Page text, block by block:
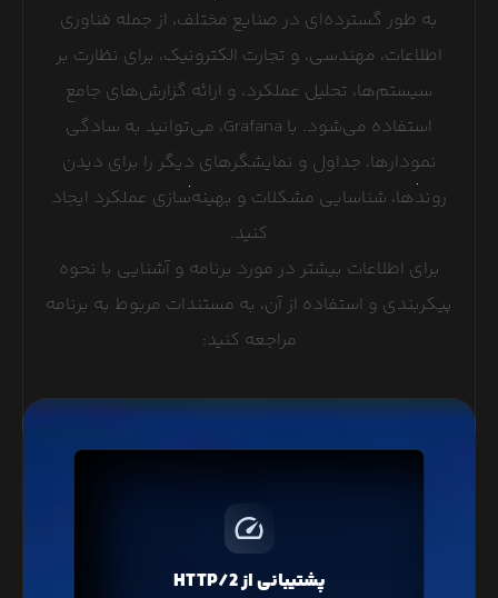
به طور گسترده‌ای در صنایع مختلف، از جمله فناوری
اطلاعات، مهندسی، و تجارت الکترونیک، برای نظارت بر
سیستم‌ها، تحلیل عملکرد، و ارائه گزارش‌های جامع
استفاده می‌شود. با Grafana، می‌توانید به سادگی
نمودارها، جداول و نمایشگرهای دیگر را برای دیدن
روندها، شناسایی مشکلات و بهینه‌سازی عملکرد ایجاد
کنید.
برای اطلاعات بیشتر در مورد برنامه و آشنایی با نحوه
پیکربندی و استفاده از آن، به مستندات مربوط به برنامه
مراجعه کنید:
پشتیبانی از HTTP/2
پروتکل HTTP/2 با فشرده‌سازی و ارسال درخواست‌های
همزمان، باعث افزایش سرعت لود صفحات وبسایت شما
خواهد شد که در تمامی سرویس‌های لیارا پروتکل